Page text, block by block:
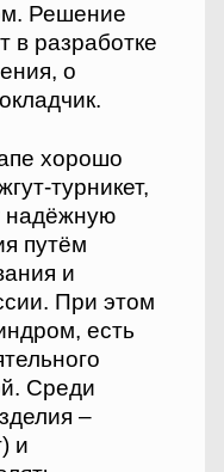
Решение
в разработке
о
хорошо
турникет,
надёжную
путём
и
При этом
есть
Среди
–
и